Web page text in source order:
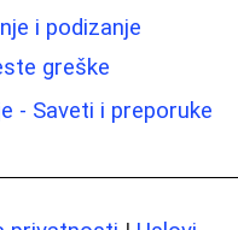
i podizanje
greške
- Saveti i preporuke